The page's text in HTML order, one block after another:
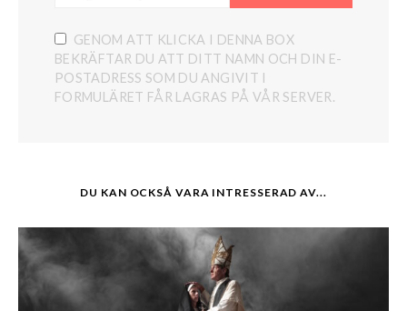
GENOM ATT KLICKA I DENNA BOX
BEKRÄFTAR DU ATT DITT NAMN OCH DIN E-
POSTADRESS SOM DU ANGIVIT I
FORMULÄRET FÅR LAGRAS PÅ VÅR SERVER.
DU KAN OCKSÅ VARA INTRESSERAD AV...